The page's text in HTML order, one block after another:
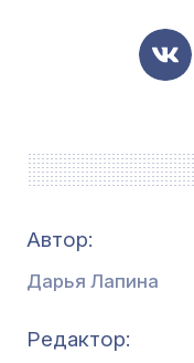
Автор:
Дарья Лапина
Редактор